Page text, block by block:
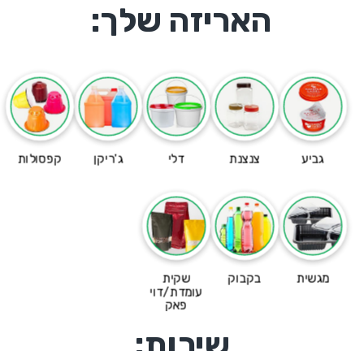
האריזה שלך:
גביע צנצנת דלי ג'ריקן קפסולות
מגשית בקבוק
שקית
עומדת/דוי
פאק